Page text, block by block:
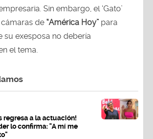
Sin embargo, el ‘Gato’
de “América Hoy” para
su exesposa no debería
el tema.
regresa a la actuación!
lo confirma: "A mí me